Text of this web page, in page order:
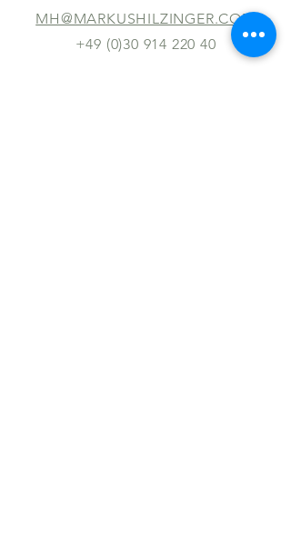
MH@MARKUSHILZINGER.COM
+49 (0)30 914 220 40